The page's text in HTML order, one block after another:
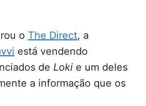
o The Direct, a
está vendendo
de Loki e um deles
a informação que os